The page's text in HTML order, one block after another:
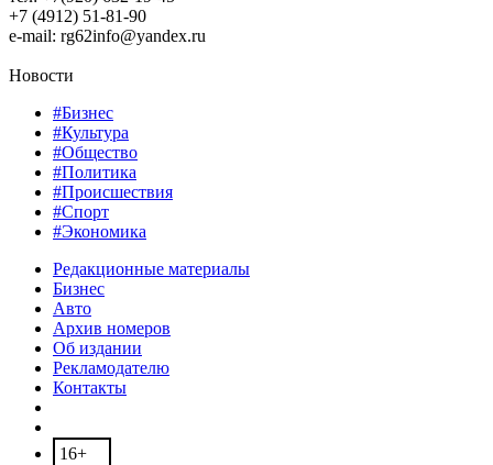
+7 (4912) 51-81-90
e-mail: rg62info@yandex.ru
Новости
#Бизнес
#Культура
#Общество
#Политика
#Происшествия
#Спорт
#Экономика
Редакционные материалы
Бизнес
Авто
Архив номеров
Об издании
Рекламодателю
Контакты
16+